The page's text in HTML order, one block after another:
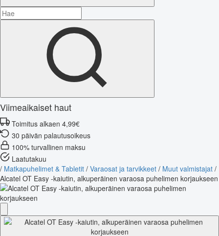
Viimeaikaiset haut
Toimitus alkaen 4,99€
30 päivän palautusoikeus
100% turvallinen maksu
Laatutakuu
/ Matkapuhelimet & Tabletit / Varaosat ja tarvikkeet / Muut valmistajat /
Alcatel OT Easy -kaiutin, alkuperäinen varaosa puhelimen korjaukseen